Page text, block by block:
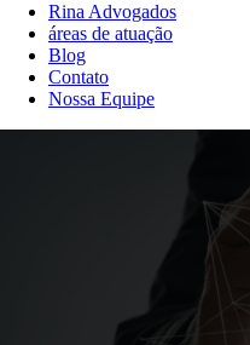
Rina Advogados
áreas de atuação
Blog
Contato
Nossa Equipe